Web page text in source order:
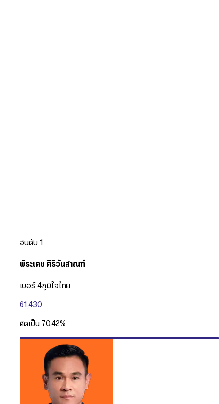
อันดับ 1
พีระเดช ศิริวันสาณฑ์
เบอร์ 4ภูมิใจไทย
61,430
คิดเป็น 70.42%